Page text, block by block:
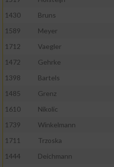
1430
Bruns
1589
Meyer
1712
Vaegler
1472
Gehrke
1398
Bartels
1485
Grenz
1610
Nikolic
1739
Winkelmann
1711
Trzoska
1444
Deichmann